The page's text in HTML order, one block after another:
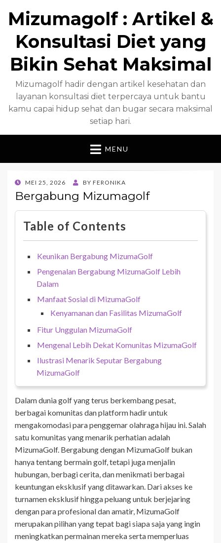
Mizumagolf : Artikel &
Konsultasi Diet yang
Bikin Sehat Maksimal
Mizumagolf hadir dengan artikel kesehatan dan
layanan konsultasi diet terpercaya untuk bantu
kamu capai hidup sehat dan bugar secara maksimal
setiap hari.
MENU
POSTED
ON
MEI 25, 2026 BY FERONIKA
Bergabung Mizumagolf
Table of Contents
Keunikan Bergabung MizumaGolf
Pengenalan Bergabung MizumaGolf Lebih
Dalam
Manfaat Sosial di MizumaGolf
Kenyamanan dan Fasilitas MizumaGolf
Fitur Unggulan MizumaGolf
Mengenal Lebih Dekat Komunitas MizumaGolf
Ilustrasi Menarik Seputar Bergabung
MizumaGolf
Dalam dunia golf yang terus berkembang pesat,
berbagai komunitas dan platform hadir untuk
mengakomodasi para penggemar olahraga hijau ini. Salah
satu komunitas yang menarik perhatian adalah
MizumaGolf. Bergabung dengan MizumaGolf bukan
hanya tentang bermain golf, tetapi juga menjalin
hubungan, berbagi cerita, dan menikmati berbagai
keuntungan eksklusif yang ditawarkan. Dari akses ke
turnamen eksklusif hingga peluang untuk berjejaring
dengan para profesional dan amatir, MizumaGolf
merupakan pilihan yang tepat bagi siapa saja yang ingin
meningkatkan permainan mereka serta memperluas